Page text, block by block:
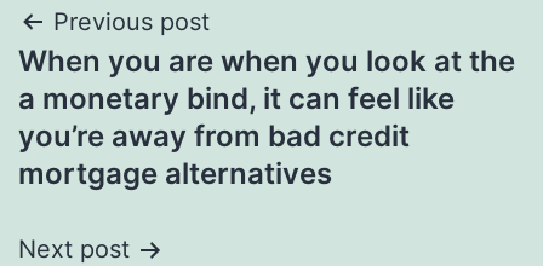
Post
navigation
Previous post
When you are when you look at the
a monetary bind, it can feel like
you’re away from bad credit
mortgage alternatives
Next post